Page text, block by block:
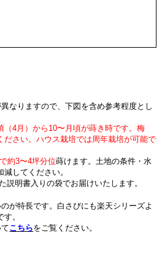
なりますので、下図を含め参考程度とし
（4月）から10〜月頃が蒔き時です。梅
ださい。ハウス栽培では周年栽培が可能で
約3〜4坪分位蒔けます。土地の条件・水
してください。
明書入りの袋でお届けいたします。
が特長です。白さびにも楽天シリーズよ
。
こちらをご覧ください。